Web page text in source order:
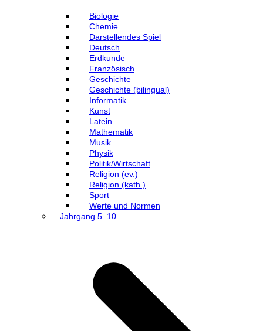
Biologie
Chemie
Darstellendes Spiel
Deutsch
Erdkunde
Französisch
Geschichte
Geschichte (bilingual)
Informatik
Kunst
Latein
Mathematik
Musik
Physik
Politik/Wirtschaft
Religion (ev.)
Religion (kath.)
Sport
Werte und Normen
Jahrgang 5–10